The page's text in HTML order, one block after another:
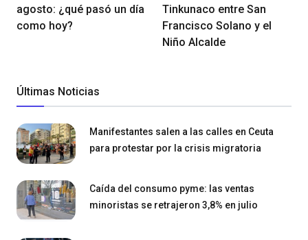
agosto: ¿qué pasó un día
como hoy?
Tinkunaco entre San
Francisco Solano y el
Niño Alcalde
Últimas Noticias
Manifestantes salen a las calles en Ceuta
para protestar por la crisis migratoria
Caída del consumo pyme: las ventas
minoristas se retrajeron 3,8% en julio